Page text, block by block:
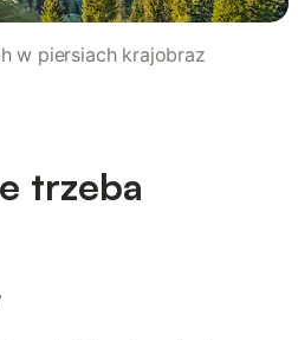
w piersiach krajobraz
trzeba